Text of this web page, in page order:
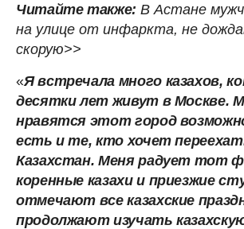
Читайте также: В Астане
на улице от инфаркта, не
скорую>>
«Я встречала много казахов,
десятки лет живут в Москве.
нравятся этот город
есть и те, кто хочет
Казахстан. Меня радует тот
коренные казахи и приезжие
отмечают все казахские
продолжают изучать